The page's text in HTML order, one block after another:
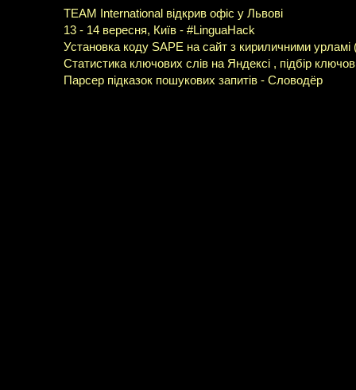
TEAM International відкрив офіс у Львові
13 - 14 вересня, Київ - #LinguaHack
Установка коду SAPE на сайт з кириличними урламі
Статистика ключових слів на Яндексі , підбір
Парсер підказок пошукових запитів - Словодёр